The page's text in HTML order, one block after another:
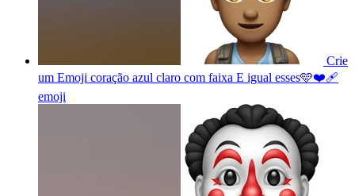
Crie
um Emoji coração azul claro com faixa E igual esses🩵❤️‍🩹
emoji